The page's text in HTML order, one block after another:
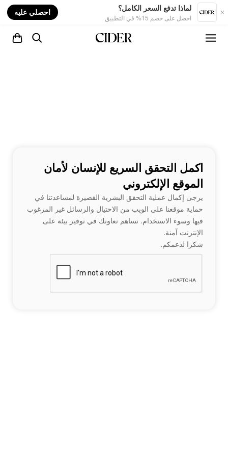
لماذا تدفع السعر الكامل؟
احصل على خصم 15% في التطبيق
احصلي عليه
اكمل التحقق السريع للإنسان لأمان
الموقع الإلكتروني
يرجى إكمال عملية التحقق البشرية القصيرة لمساعدتنا في
حماية موقعنا على الويب من الاحتيال والرسائل غير المرغوب
فيها وسوء الاستخدام. تساهم تعاونك في توفير بيئة على
الإنترنت آمنة.
شكرا لدعمكم.